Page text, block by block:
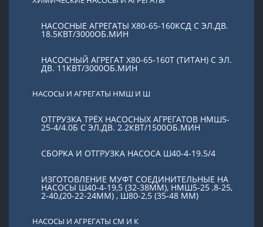
НАСОСНЫЕ АГРЕГАТЫ Х80-65-160КСД С ЭЛ.ДВ.
18.5КВТ/3000ОБ.МИН
НАСОСНЫЙ АГРЕГАТ Х80-65-160Т (ТИТАН) С ЭЛ.
ДВ. 11КВТ/3000ОБ.МИН
НАСОСЫ И АГРЕГАТЫ НМШ И Ш
ОТГРУЗКА ТРЁХ НАСОСНЫХ АГРЕГАТОВ НМШ5-
25-4/4.0Б С ЭЛ.ДВ. 2.2КВТ/1500ОБ.МИН
СБОРКА И ОТГРУЗКА НАСОСА Ш40-4-19.5/4
ИЗГОТОВЛЕНИЕ МУФТ СОЕДИНИТЕЛЬНЫЕ НА
НАСОСЫ Ш40-4-19,5 (32-38ММ), НМШ5-25 ,8-25,
2-40,(20-22-24ММ) , Ш80-2,5 (35-48 ММ)
НАСОСЫ И АГРЕГАТЫ СМ И К